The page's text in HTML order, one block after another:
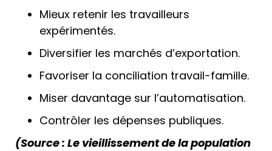
Mieux retenir les travailleurs
expérimentés.
Diversifier les marchés d’exportation.
Favoriser la conciliation travail-famille.
Miser davantage sur l’automatisation.
Contrôler les dépenses publiques.
(Source : Le vieillissement de la population